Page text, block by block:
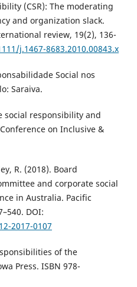
(CSR): The moderating
and organization slack.
review, 19(2), 136-
j.1467-8683.2010.00843.x
Social nos
Saraiva.
social responsibility and
on Inclusive &
R. (2018). Board
and corporate social
in Australia. Pacific
DOI:
2017-0107
of the
Press. ISBN 978-